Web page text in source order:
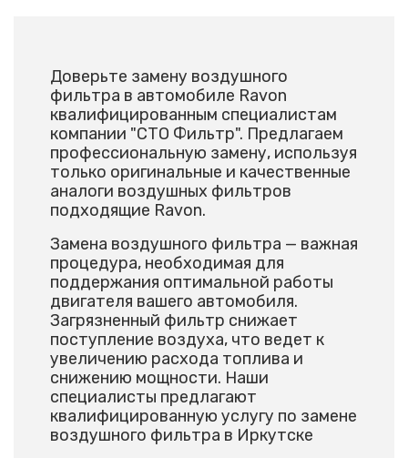
Доверьте замену воздушного
фильтра в автомобиле Ravon
квалифицированным специалистам
компании "СТО Фильтр". Предлагаем
профессиональную замену, используя
только оригинальные и качественные
аналоги воздушных фильтров
подходящие Ravon.
Замена воздушного фильтра — важная
процедура, необходимая для
поддержания оптимальной работы
двигателя вашего автомобиля.
Загрязненный фильтр снижает
поступление воздуха, что ведет к
увеличению расхода топлива и
снижению мощности. Наши
специалисты предлагают
квалифицированную услугу по замене
воздушного фильтра в Иркутске